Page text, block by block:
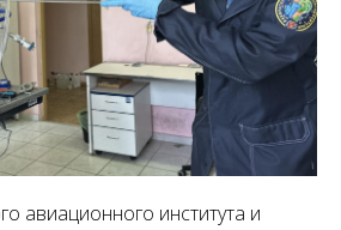
авиационного института и